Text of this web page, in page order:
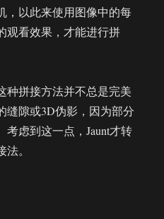
，以此来使用图像中的每
观看效果，才能进行拼
种拼接方法并不总是完美
缝隙或3D伪影，因为部分
虑到这一点，Jaunt才转
。